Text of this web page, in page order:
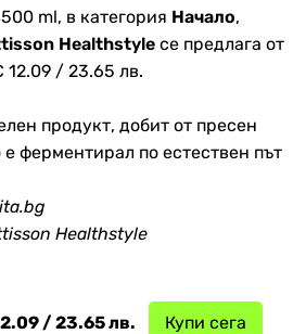
ml, в категория Начало,
Healthstyle се предлага от
12.09 / 23.65 лв.
продукт, добит от пресен
е ферментирал по естествен път
Healthstyle
Купи сега
/ 23.65 лв.